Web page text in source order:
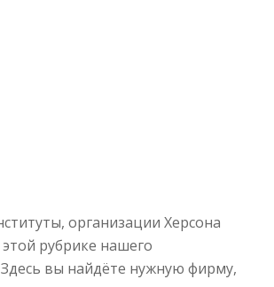
организации Херсона
рубрике нашего
вы найдёте нужную фирму,